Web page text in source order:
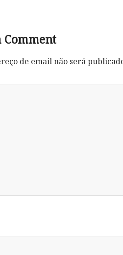
Comment
de email não será